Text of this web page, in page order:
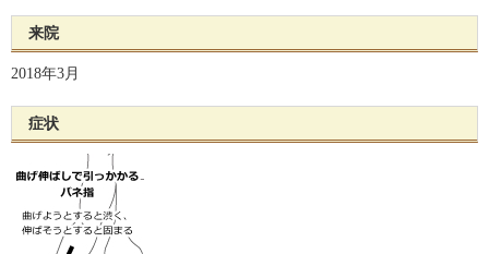
来院
2018年3月
症状